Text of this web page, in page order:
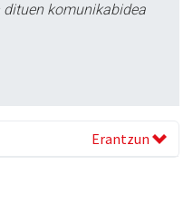
komunikabidea
Erantzun